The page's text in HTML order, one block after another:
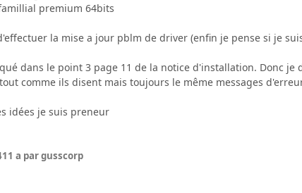
premium 64bits
la mise a jour pblm de driver (enfin je pense si je
dans le point 3 page 11 de la notice d'installation. Donc
comme ils disent mais toujours le même messages
idées je suis preneur
11 a par gusscorp